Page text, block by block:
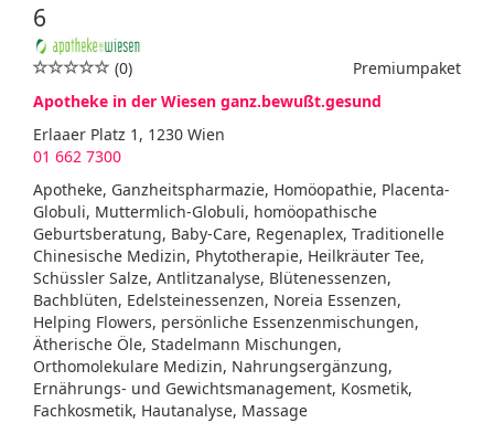
6
Premiumpaket
(0)
Apotheke in der Wiesen ganz.bewußt.gesund
Erlaaer Platz 1, 1230 Wien
01 662 7300
Apotheke, Ganzheitspharmazie, Homöopathie, Placenta-
Globuli, Muttermlich-Globuli, homöopathische
Geburtsberatung, Baby-Care, Regenaplex, Traditionelle
Chinesische Medizin, Phytotherapie, Heilkräuter Tee,
Schüssler Salze, Antlitzanalyse, Blütenessenzen,
Bachblüten, Edelsteinessenzen, Noreia Essenzen,
Helping Flowers, persönliche Essenzenmischungen,
Ätherische Öle, Stadelmann Mischungen,
Orthomolekulare Medizin, Nahrungsergänzung,
Ernährungs- und Gewichtsmanagement, Kosmetik,
Fachkosmetik, Hautanalyse, Massage